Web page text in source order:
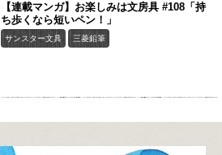
【連載マンガ】お楽しみは文房具 #108「持
ち歩くなら短いペン！」
サンスター文具 三菱鉛筆